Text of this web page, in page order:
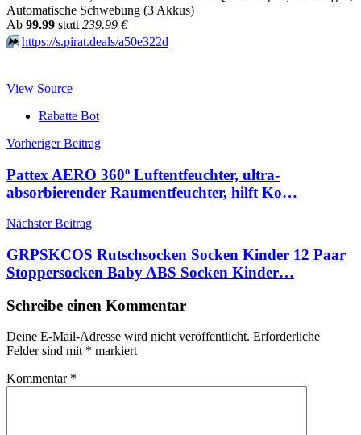
Automatische Schwebung (3 Akkus)
Аb 99.99 stαtt 239.99 €
⏩️ https://s.pirat.deals/a50e322d
View Source
Rabatte Bot
Beitragsnavigation
Vorheriger Beitrag
Pattex AERO 360º Luftentfeuchter, ultra-
absorbierender Raumentfeuchter, hilft Ko…
Nächster Beitrag
GRPSKCOS Rutschsocken Socken Kinder 12 Paar
Stoppersocken Baby ABS Socken Kinder…
Schreibe einen Kommentar
Deine E-Mail-Adresse wird nicht veröffentlicht. Erforderliche
Felder sind mit * markiert
Kommentar *